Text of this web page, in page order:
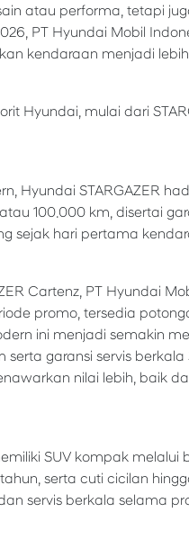
atau performa, tetapi
PT Hyundai Mobil
kendaraan menjadi
Hyundai, mulai dari
Hyundai STARGAZER
100.000 km, disertai
sejak hari pertama
Cartenz, PT Hyundai
promo, tersedia
ini menjadi semakin
garansi servis
nilai lebih, baik
SUV kompak
serta cuti cicilan
servis berkala selama